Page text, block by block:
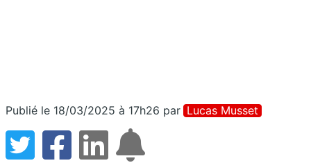
Publié le 18/03/2025 à 17h26 par Lucas Musset